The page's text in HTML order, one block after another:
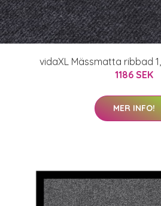
vidaXL Mässmatta ribbad
1186 SEK
MER INFO!